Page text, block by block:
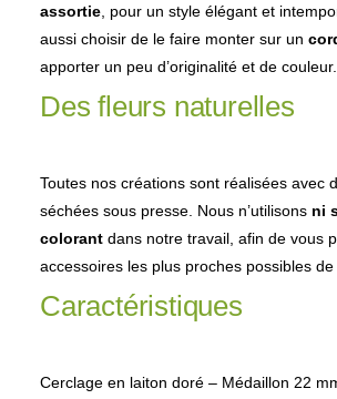
assortie , pour un style élégant et
aussi choisir de le faire monter sur un
apporter un peu d’originalité et de couleur.
Des fleurs naturelles
Toutes nos créations sont réalisées avec
séchées sous presse. Nous n’utilisons ni
colorant dans notre travail, afin de vous
accessoires les plus proches possibles de
Caractéristiques
Cerclage en laiton doré – Médaillon 22